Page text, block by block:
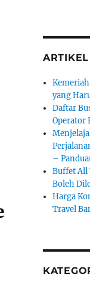
yang
Daftar
Operator
–
Buffet All
Boleh
Harga
Travel